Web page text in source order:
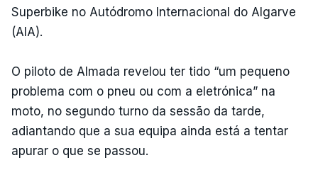
Superbike no Autódromo Internacional do Algarve
(AIA).
O piloto de Almada revelou ter tido “um pequeno
problema com o pneu ou com a eletrónica” na
moto, no segundo turno da sessão da tarde,
adiantando que a sua equipa ainda está a tentar
apurar o que se passou.